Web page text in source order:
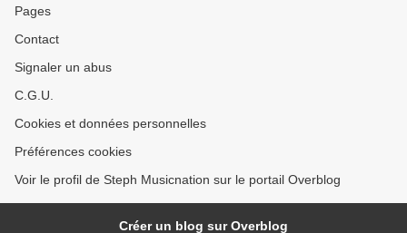
Pages
Contact
Signaler un abus
C.G.U.
Cookies et données personnelles
Préférences cookies
Voir le profil de Steph Musicnation sur le portail Overblog
Créer un blog sur Overblog